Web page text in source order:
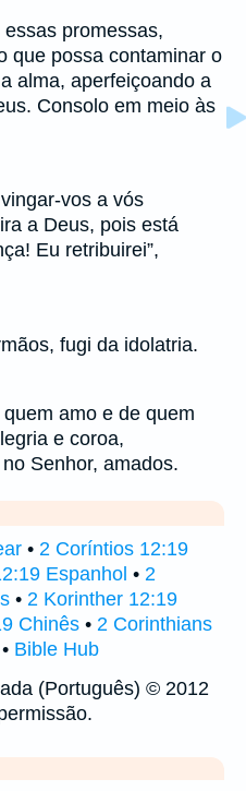
promessas,
que possa contaminar o
alma, aperfeiçoando a
Consolo em meio às
vos a vós
a Deus, pois está
Eu retribuirei”,
fugi da idolatria.
amo e de quem
e coroa,
Senhor, amados.
• 2 Coríntios 12:19
Espanhol • 2
• 2 Korinther 12:19
Chinês • 2 Corinthians
• Bible Hub
(Português) © 2012